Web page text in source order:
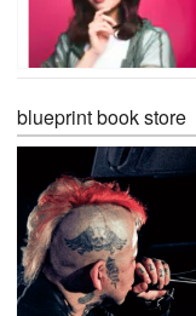
blueprint book store